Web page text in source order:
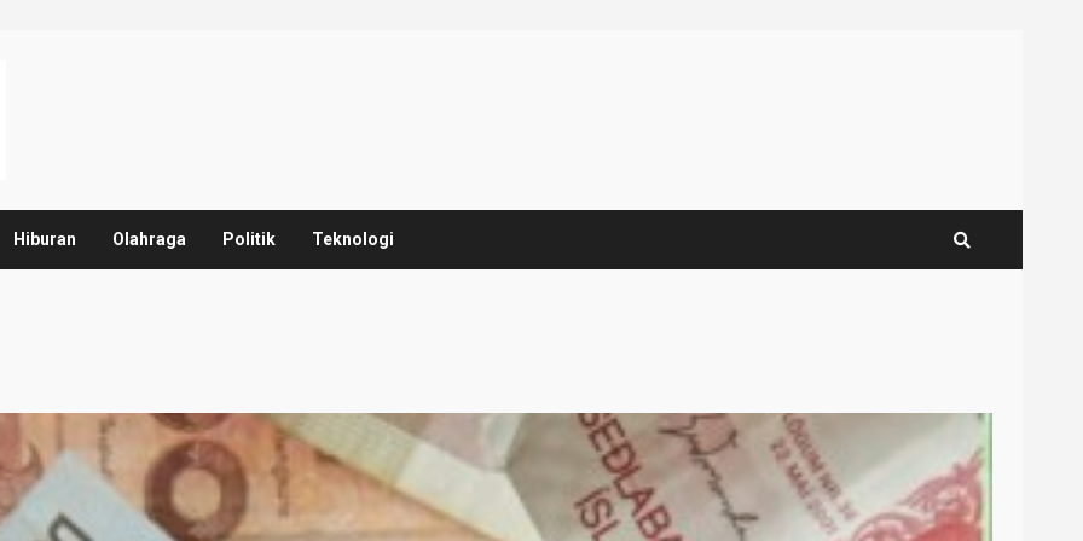
Hiburan Olahraga Politik Teknologi